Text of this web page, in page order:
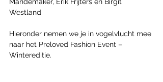
Westland
Hieronder nemen we je in vogelvlucht mee
naar het Preloved Fashion Event –
Wintereditie.